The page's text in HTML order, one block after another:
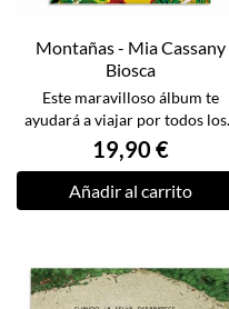
Montañas - Mia Cassany
Biosca
Este maravilloso álbum te
ayudará a viajar por todos
19,90 €
Añadir al carrito